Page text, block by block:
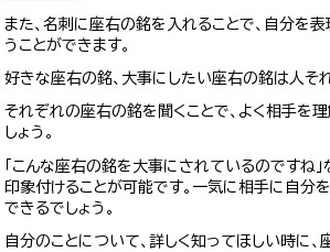
また、名刺に座右の銘を入れることで、自分を表
うことができます。
好きな座右の銘、大事にしたい座右の銘は人そ
それぞれの座右の銘を聞くことで、よく相手を
しょう。
「こんな座右の銘を大事にされているのですね」
印象付けることが可能です。一気に相手に自分
できるでしょう。
自分のことについて、詳しく知ってほしい時に